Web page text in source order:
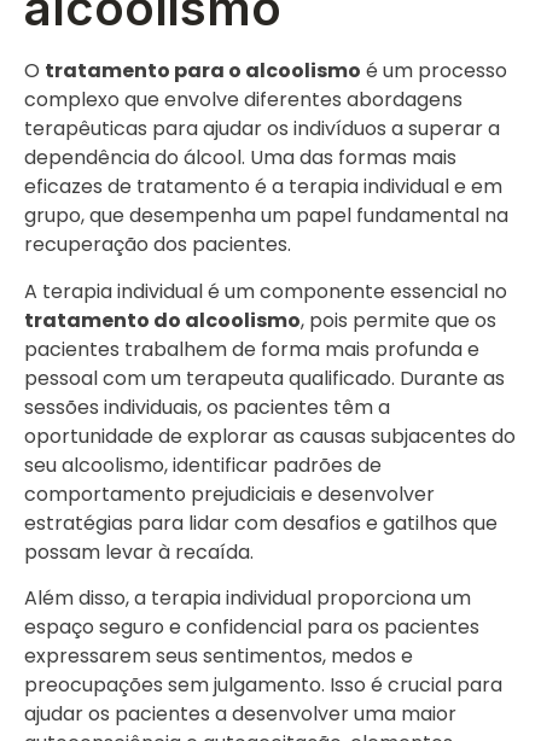
O tratamento para o alcoolismo é um processo
complexo que envolve diferentes abordagens
terapêuticas para ajudar os indivíduos a superar a
dependência do álcool. Uma das formas mais
eficazes de tratamento é a terapia individual e em
grupo, que desempenha um papel fundamental na
recuperação dos pacientes.
A terapia individual é um componente essencial no
tratamento do alcoolismo, pois permite que os
pacientes trabalhem de forma mais profunda e
pessoal com um terapeuta qualificado. Durante as
sessões individuais, os pacientes têm a
oportunidade de explorar as causas subjacentes do
seu alcoolismo, identificar padrões de
comportamento prejudiciais e desenvolver
estratégias para lidar com desafios e gatilhos que
possam levar à recaída.
Além disso, a terapia individual proporciona um
espaço seguro e confidencial para os pacientes
expressarem seus sentimentos, medos e
preocupações sem julgamento. Isso é crucial para
ajudar os pacientes a desenvolver uma maior